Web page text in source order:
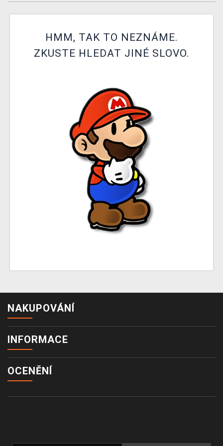
XZONE KLUB
TCG & BOARDGAME HUB
HMM, TAK TO NEZNÁME.
ZKUSTE HLEDAT JINÉ SLOVO.
NAKUPOVÁNÍ
INFORMACE
OCENĚNÍ